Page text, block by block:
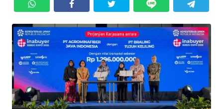
SERBI
OPINI
Informasi
INDEKS
BERITA